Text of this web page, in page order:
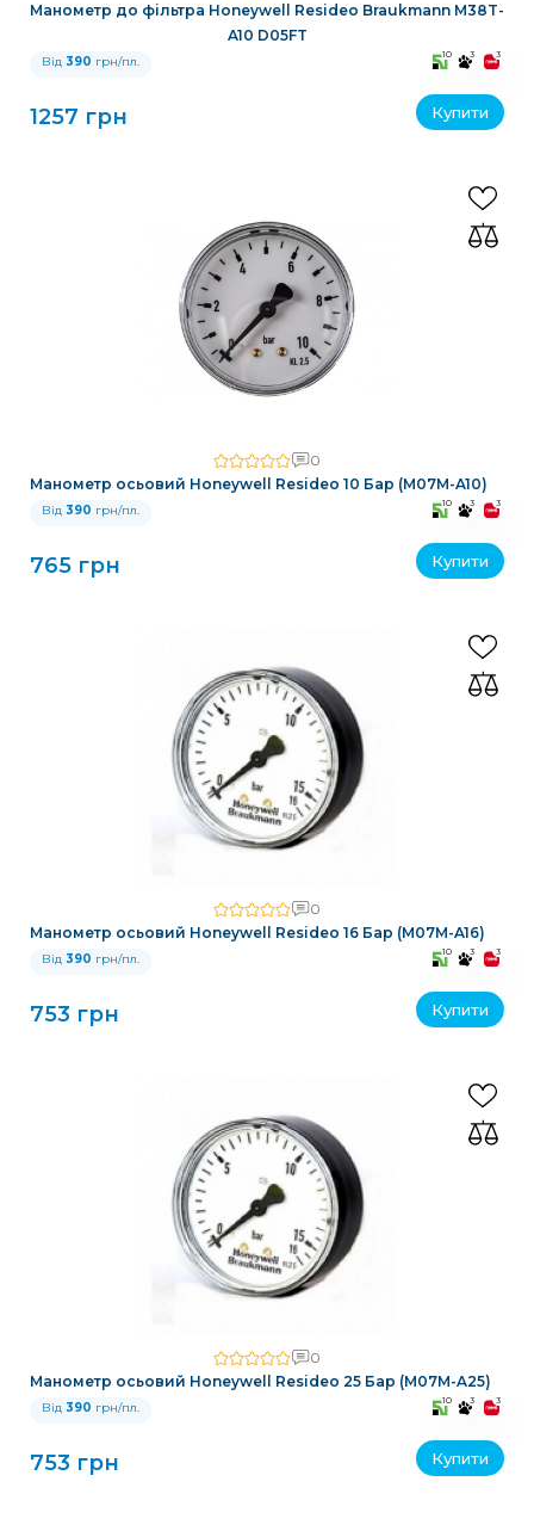
Манометр до фільтра Honeywell Resideo Braukmann M38T-
A10 D05FT
Від 390 грн/пл. 10 3 3
1257 грн Купити
0
Манометр осьовий Honeywell Resideo 10 Бар (M07M-A10)
Від 390 грн/пл. 10 3 3
765 грн Купити
0
Манометр осьовий Honeywell Resideo 16 Бар (M07M-A16)
Від 390 грн/пл. 10 3 3
753 грн Купити
0
Манометр осьовий Honeywell Resideo 25 Бар (M07M-A25)
Від 390 грн/пл. 10 3 3
753 грн Купити